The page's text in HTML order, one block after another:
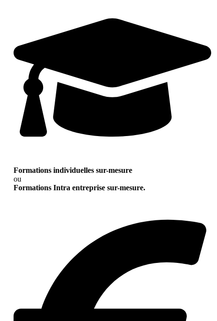
Formations individuelles sur-mesure
ou
Formations Intra entreprise sur-mesure.